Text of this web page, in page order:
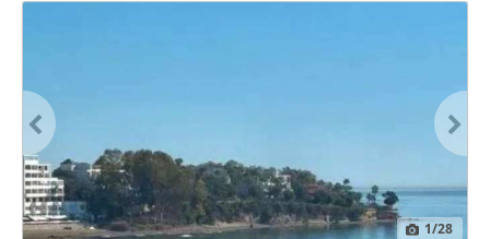
1/28